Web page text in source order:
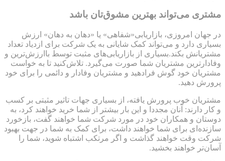
مشتری می‌تواند بهترین مشوق‌تان باشد
در جهان امروزی، بازاریابی«شفاهی» یا «دهان به دهان» ارزش
بسیاری دارد و می‌تواند کمک شایانی به یک شرکت برای ازدیاد تعداد
مشتریانش بکند.بسیاری از بازاریابی‌های مثبت توسط باارزش‌ترین و
وفادارترین مشتریان‌ شما صورت می‌گیرد. تلاش‌کنید تا به خواست
مشتریان‌ خود گوش فرادهید و مشتریان‌ وفادار و دائمی را برای خود
پرورش دهید.
مشتریان‌ خوب پرورش یافته، از بسیاری جهات تاثیر مثبتی بر کسب
و کار دارند: آنان مجددا و این بار بیشتر از شما خرید خواهند کرد، به
دوستان و همکاران خود در مورد شرکت شما خواهند گفت، بازخورد
سازنده‌ای برای شما خواهند داشت، برای کمک به شما در جهت بهبود
شرکت وقت خواهند گذاشت و اگر مرتکب اشتباه شوید، شما را
آسان‌تر خواهند بخشید.